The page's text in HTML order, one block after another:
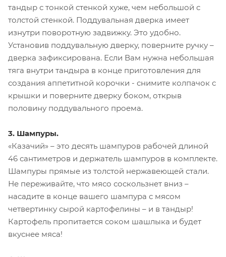
тандыр с тонкой стенкой хуже, чем небольшой с
толстой стенкой. Поддувальная дверка имеет
изнутри поворотную задвижку. Это удобно.
Установив поддувальную дверку, поверните ручку –
дверка зафиксирована. Если Вам нужна небольшая
тяга внутри тандыра в конце приготовления для
создания аппетитной корочки - снимите колпачок с
крышки и поверните дверку боком, открыв
половину поддувального проема.
3. Шампуры.
«Казачий» – это десять шампуров рабочей длиной
46 сантиметров и держатель шампуров в комплекте.
Шампуры прямые из толстой нержавеющей стали.
Не переживайте, что мясо соскользнет вниз –
насадите в конце вашего шампура с мясом
четвертинку сырой картофелины – и в тандыр!
Картофель пропитается соком шашлыка и будет
вкуснее мяса!